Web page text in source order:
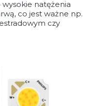
natężenia
co jest ważne np.
czy